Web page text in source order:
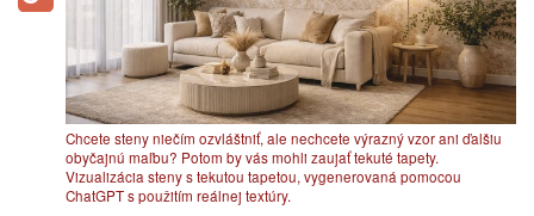
Chcete steny niečím ozvláštniť, ale nechcete výrazný vzor ani ďalšiu
obyčajnú maľbu? Potom by vás mohli zaujať tekuté tapety.
Vizualizácia steny s tekutou tapetou, vygenerovaná pomocou
ChatGPT s použitím reálnej textúry.